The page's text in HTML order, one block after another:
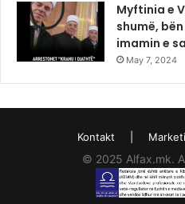
Myftinia e
shumë,
imamin e
May 7, 2024
Kontakt
© 2025 Alfax.mk.